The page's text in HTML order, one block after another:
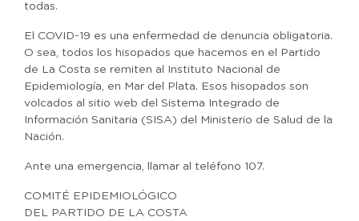
todas.
El COVID-19 es una enfermedad de denuncia obligatoria.
O sea, todos los hisopados que hacemos en el Partido
de La Costa se remiten al Instituto Nacional de
Epidemiología, en Mar del Plata. Esos hisopados son
volcados al sitio web del Sistema Integrado de
Información Sanitaria (SISA) del Ministerio de Salud de la
Nación.
Ante una emergencia, llamar al teléfono 107.
COMITÉ EPIDEMIOLÓGICO
DEL PARTIDO DE LA COSTA